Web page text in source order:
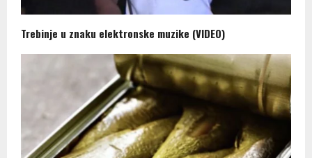
Trebinje u znaku elektronske muzike (VIDEO)